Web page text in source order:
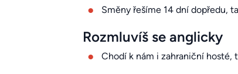
Směny řešíme 14 dní dopředu,
Rozmluvíš se anglicky
Chodí k nám i zahraniční hosté,